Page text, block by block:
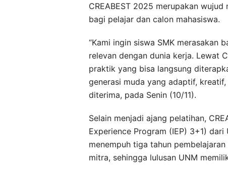
CREABEST 2025 merupakan
bagi pelajar dan calon mahasiswa.
“Kami ingin siswa SMK merasakan
relevan dengan dunia kerja. Lewat
praktik yang bisa langsung
generasi muda yang adaptif,
diterima, pada Senin (10/11).
Selain menjadi ajang pelatihan,
Experience Program (IEP) 3+1)
menempuh tiga tahun
mitra, sehingga lulusan UNM